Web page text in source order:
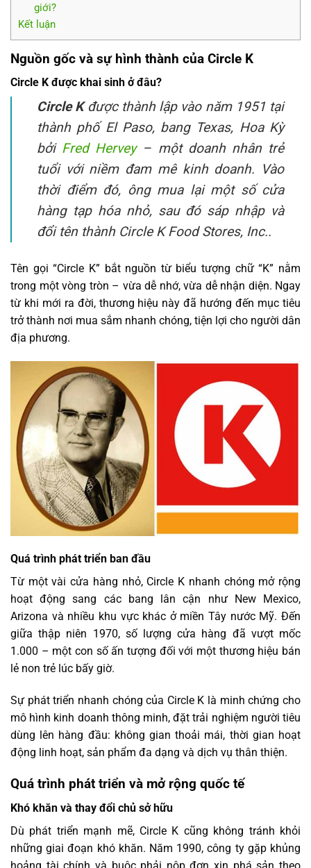
giới?
Kết luận
Nguồn gốc và sự hình thành của Circle K
Circle K được khai sinh ở đâu?
Circle Kđược thành lập vào năm 1951 tại
thành phố El Paso, bang Texas, Hoa Kỳ
bởi Fred Hervey– một doanh nhân trẻ
tuổi với niềm đam mê kinh doanh. Vào
thời điểm đó, ông mua lại một số cửa
hàng tạp hóa nhỏ, sau đó sáp nhập và
đổi tên thành Circle K Food Stores, Inc..
Tên gọi “Circle K” bắt nguồn từ biểu tượng chữ “K” nằm
trong một vòng tròn – vừa dễ nhớ, vừa dễ nhận diện. Ngay
từ khi mới ra đời, thương hiệu này đã hướng đến mục tiêu
trở thành nơi mua sắm nhanh chóng, tiện lợi cho người dân
địa phương.
Quá trình phát triển ban đầu
Từ một vài cửa hàng nhỏ, Circle K nhanh chóng mở rộng
hoạt động sang các bang lân cận như New Mexico,
Arizona và nhiều khu vực khác ở miền Tây nước Mỹ. Đến
giữa thập niên 1970, số lượng cửa hàng đã vượt mốc
1.000 – một con số ấn tượng đối với một thương hiệu bán
lẻ non trẻ lúc bấy giờ.
Sự phát triển nhanh chóng của Circle K là minh chứng cho
mô hình kinh doanh thông minh, đặt trải nghiệm người tiêu
dùng lên hàng đầu: không gian thoải mái, thời gian hoạt
động linh hoạt, sản phẩm đa dạng và dịch vụ thân thiện.
Quá trình phát triển và mở rộng quốc tế
Khó khăn và thay đổi chủ sở hữu
Dù phát triển mạnh mẽ, Circle K cũng không tránh khỏi
những giai đoạn khó khăn. Năm 1990, công ty gặp khủng
hoảng tài chính và buộc phải nộp đơn xin phá sản theo